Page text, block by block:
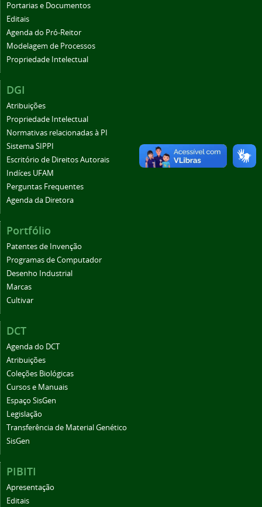
Portarias e Documentos
Editais
Agenda do Pró-Reitor
Modelagem de Processos
Propriedade Intelectual
DGI
Atribuições
Propriedade Intelectual
Normativas relacionadas à PI
Sistema SIPPI
Escritório de Direitos Autorais
Indíces UFAM
Perguntas Frequentes
Agenda da Diretora
Portfólio
Patentes de Invenção
Programas de Computador
Desenho Industrial
Marcas
Cultivar
DCT
Agenda do DCT
Atribuições
Coleções Biológicas
Cursos e Manuais
Espaço SisGen
Legislação
Transferência de Material Genético
SisGen
PIBITI
Apresentação
Editais